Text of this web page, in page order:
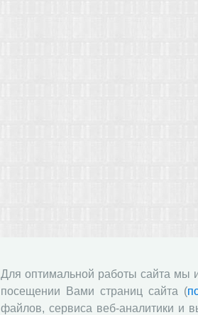
Для оптимальной работы сайта мы
посещении Вами страниц сайта (
файлов, сервиса веб-аналитики и